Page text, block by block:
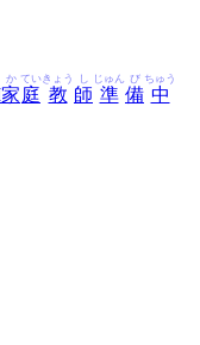
家
か
庭
てい
教
きょう
師
し
準
じゅん
備
び
中
ちゅう